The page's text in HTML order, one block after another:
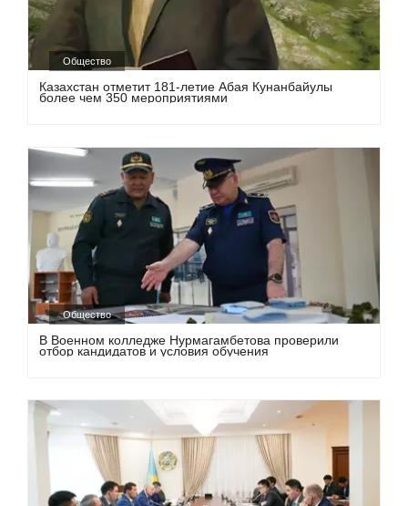
Общество
Казахстан отметит 181-летие Абая Кунанбайулы
более чем 350 мероприятиями
Общество
В Военном колледже Нурмагамбетова проверили
отбор кандидатов и условия обучения